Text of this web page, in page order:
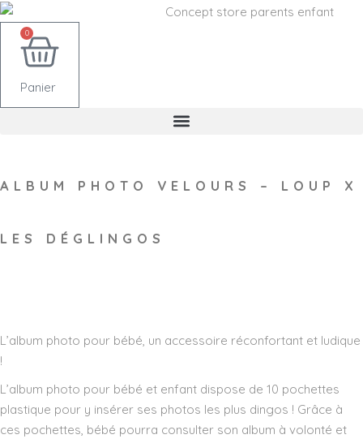
0
Panier
ALBUM PHOTO VELOURS – LOUP X
LES DÉGLINGOS
L’album photo pour bébé, un accessoire réconfortant et ludique
!
L’album photo pour bébé et enfant dispose de 10 pochettes
plastique pour y insérer ses photos les plus dingos ! Grâce à
ces pochettes, bébé pourra consulter son album à volonté et